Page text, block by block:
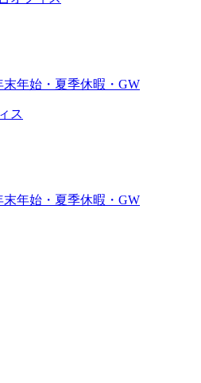
末年始・夏季休暇・GW
ス
末年始・夏季休暇・GW